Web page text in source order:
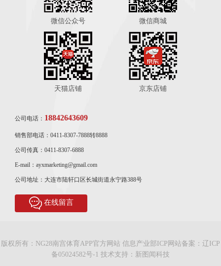
微信公众号 微信商城
天猫店铺 京东店铺
公司电话： 18842643609
销售部电话：0411-8307-7888转8888
公司传真：0411-8307-6888
E-mail：ayxmarketing@gmail.com
公司地址：大连市陆轩口区长城街道永宁路388号
在线留言
版权所有：NG28南宫体育APP官方网站 信息产业部ICP网站备案： 辽ICP
备05024582号-1 技术支持： 新图闻科技